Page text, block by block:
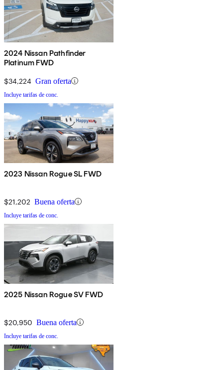
2024 Nissan Pathfinder
Platinum FWD
$34,224 Gran oferta
Incluye tarifas de conc.
2023 Nissan Rogue SL FWD
$21,202 Buena oferta
Incluye tarifas de conc.
2025 Nissan Rogue SV FWD
$20,950 Buena oferta
Incluye tarifas de conc.